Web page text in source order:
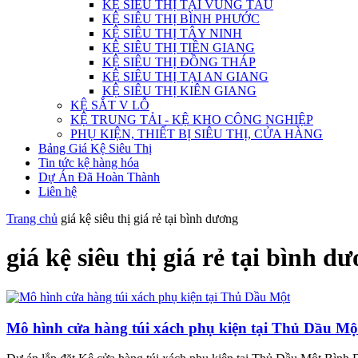
KỆ SIÊU THỊ TẠI VŨNG TÀU
KỆ SIÊU THỊ BÌNH PHƯỚC
KỆ SIÊU THỊ TÂY NINH
KỆ SIÊU THỊ TIỀN GIANG
KỆ SIÊU THỊ ĐỒNG THÁP
KỆ SIÊU THỊ TẠI AN GIANG
KỆ SIÊU THỊ KIÊN GIANG
KỆ SẮT V LỖ
KỆ TRUNG TẢI - KỆ KHO CÔNG NGHIỆP
PHỤ KIỆN, THIẾT BỊ SIÊU THỊ, CỬA HÀNG
Bảng Giá Kệ Siêu Thị
Tin tức kệ hàng hóa
Dự Án Đã Hoàn Thành
Liên hệ
Trang chủ giá kệ siêu thị giá rẻ tại bình dương
giá kệ siêu thị giá rẻ tại bình
Mô hình cửa hàng túi xách phụ kiện tại Thủ Dầu